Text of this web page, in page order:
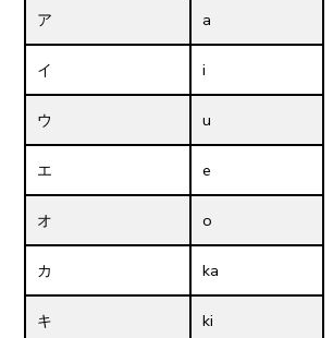
ア a
イ i
ウ u
エ e
オ o
カ ka
キ ki